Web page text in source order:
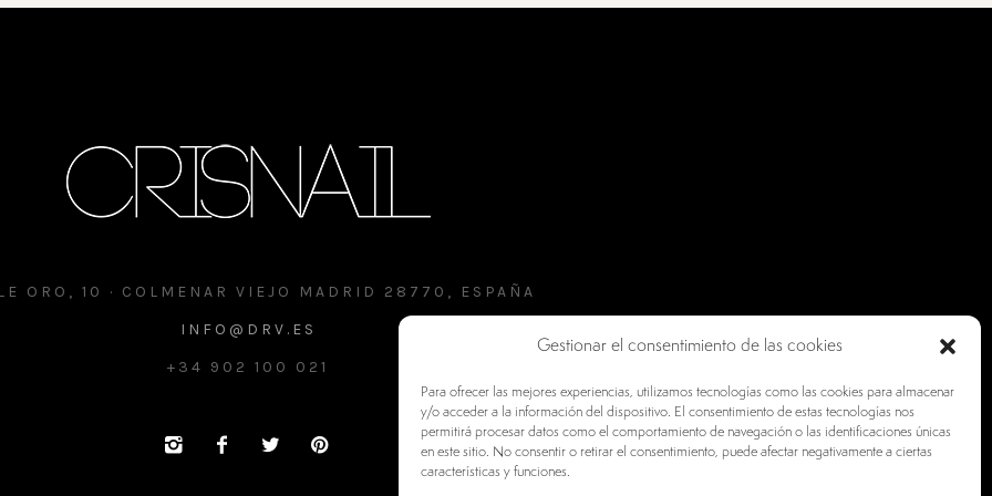
Gestionar el consentimiento de las cookies
Para ofrecer las mejores experiencias, utilizamos tecnologías como las cookies para almacenar
y/o acceder a la información del dispositivo. El consentimiento de estas tecnologías nos
permitirá procesar datos como el comportamiento de navegación o las identificaciones únicas
en este sitio. No consentir o retirar el consentimiento, puede afectar negativamente a ciertas
características y funciones.
ORO, 10 · COLMENAR VIEJO MADRID 28770, ESPAÑA
INFO@DRV.ES
+34 902 100 021